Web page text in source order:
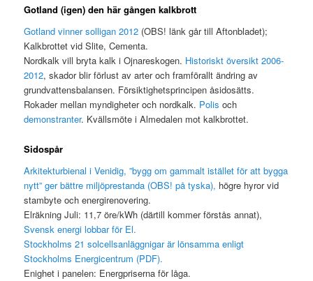
Gotland (igen) den här gången kalkbrott
Gotland vinner solligan 2012 (OBS! länk går till Aftonbladet);
Kalkbrottet vid Slite, Cementa.
Nordkalk vill bryta kalk i Ojnareskogen. Historiskt översikt 2006-
2012, skador blir förlust av arter och framförallt ändring av
grundvattensbalansen. Försiktighetsprincipen åsidosätts.
Rokader mellan myndigheter och nordkalk. Polis och
demonstranter. Kvällsmöte i Almedalen mot kalkbrottet.
Sidospår
Arkitekturbienal i Venidig, ”bygg om gammalt istället för att bygga
nytt” ger bättre miljöprestanda (OBS! på tyska), högre hyror vid
stambyte och energirenovering.
Elräkning Juli: 11,7 öre/kWh (därtill kommer förstås annat),
Svensk energi lobbar för El.
Stockholms 21 solcellsanläggnigar är lönsamma enligt
Stockholms Energicentrum (PDF).
Enighet i panelen: Energpriserna för låga.